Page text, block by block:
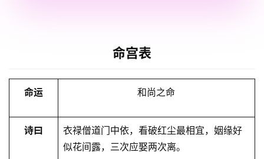
命宫表
命运 和尚之命
诗曰
衣禄僧道⻔中依，看破红尘最相宜，姻缘好
似花间露，三次应娶两次离。